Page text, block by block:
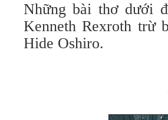
Những bài thơ dưới
Kenneth Rexroth trừ
Hide Oshiro.
– Bạt